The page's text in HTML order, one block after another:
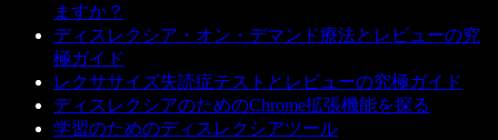
ますか？
ディスレクシア・オン・デマンド療法とレビューの究
極ガイド
レクササイズ失読症テストとレビューの究極ガイド
ディスレクシアのためのChrome拡張機能を探る
学習のためのディスレクシアツール